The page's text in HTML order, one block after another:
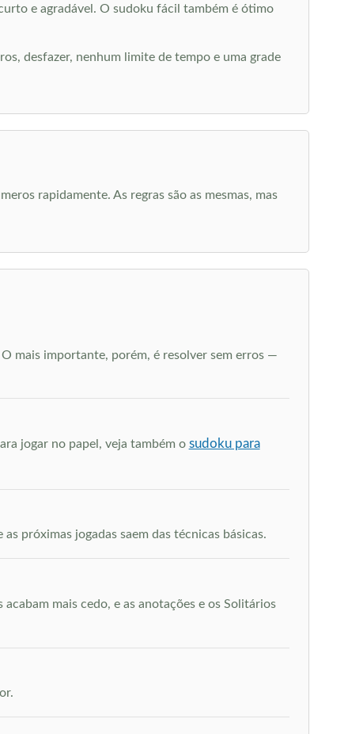
e agradável. O sudoku fácil também é ótimo
desfazer, nenhum limite de tempo e uma grade
rapidamente. As regras são as mesmas, mas
mais importante, porém, é resolver sem erros —
jogar no papel, veja também o sudoku para
próximas jogadas saem das técnicas básicas.
acabam mais cedo, e as anotações e os Solitários